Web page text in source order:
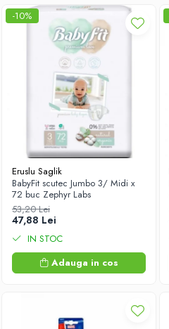
-10%
Eruslu Saglik
BabyFit scutec Jumbo 3/ Midi x
72 buc Zephyr Labs
53,20 Lei
47,88 Lei
IN STOC
Adauga in cos